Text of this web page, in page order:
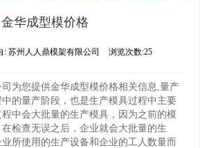
金华成型模价格
: 苏州人人鼎模架有限公司 浏览次数:25
为您提供金华成型模价格相关信息,量产
的量产阶段，也是生产模具过程中主要
中会大批量的生产模具，因为之前的模
检查无误之后，企业就会大批量的生
所使用的生产设备和企业的工人数量而